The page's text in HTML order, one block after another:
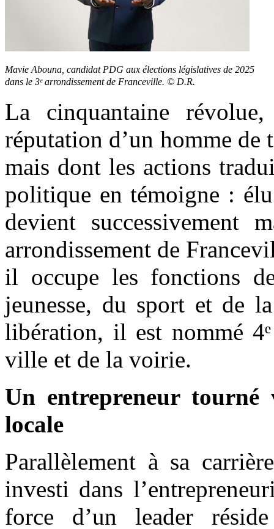
Mavie Abouna, candidat PDG aux élections législatives de 2025
dans le 3ᵉ arrondissement de Franceville. © D.R.
La cinquantaine
réputation d’un homme
mais dont les actions
politique en témoigne :
devient successivement
arrondissement de
il occupe les fonctions
jeunesse, du sport et de
libération, il est nommé
ville et de la voirie.
Un entrepreneur
locale
Parallèlement à sa
investi dans
force d’un leader